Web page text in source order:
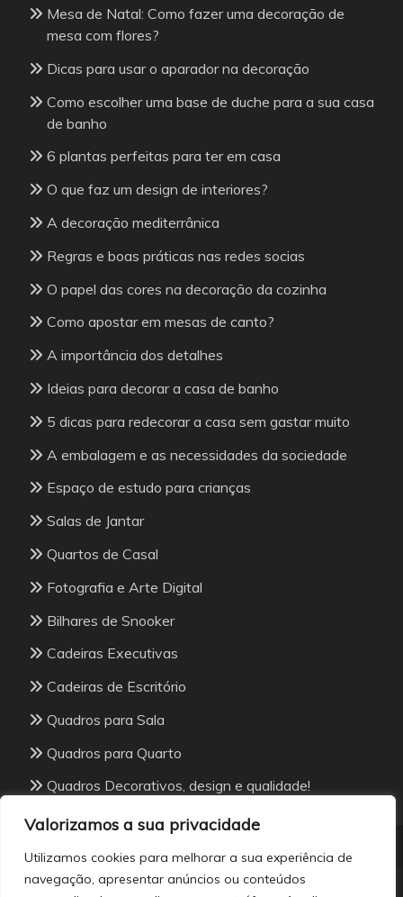
Valorizamos a sua privacidade
Utilizamos cookies para melhorar a sua experiência de
navegação, apresentar anúncios ou conteúdos
Mesa de Natal: Como fazer uma decoração de
mesa com flores?
Dicas para usar o aparador na decoração
Como escolher uma base de duche para a sua casa
de banho
6 plantas perfeitas para ter em casa
O que faz um design de interiores?
A decoração mediterrânica
Regras e boas práticas nas redes socias
O papel das cores na decoração da cozinha
Como apostar em mesas de canto?
A importância dos detalhes
Ideias para decorar a casa de banho
5 dicas para redecorar a casa sem gastar muito
A embalagem e as necessidades da sociedade
Espaço de estudo para crianças
Salas de Jantar
Quartos de Casal
Fotografia e Arte Digital
Bilhares de Snooker
Cadeiras Executivas
Cadeiras de Escritório
Quadros para Sala
Quadros para Quarto
Quadros Decorativos, design e qualidade!